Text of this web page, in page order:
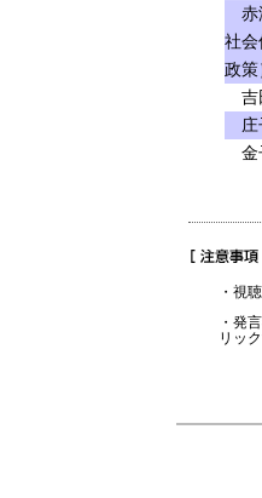
赤
社会
政策
吉
庄
金
・視
・発
リッ